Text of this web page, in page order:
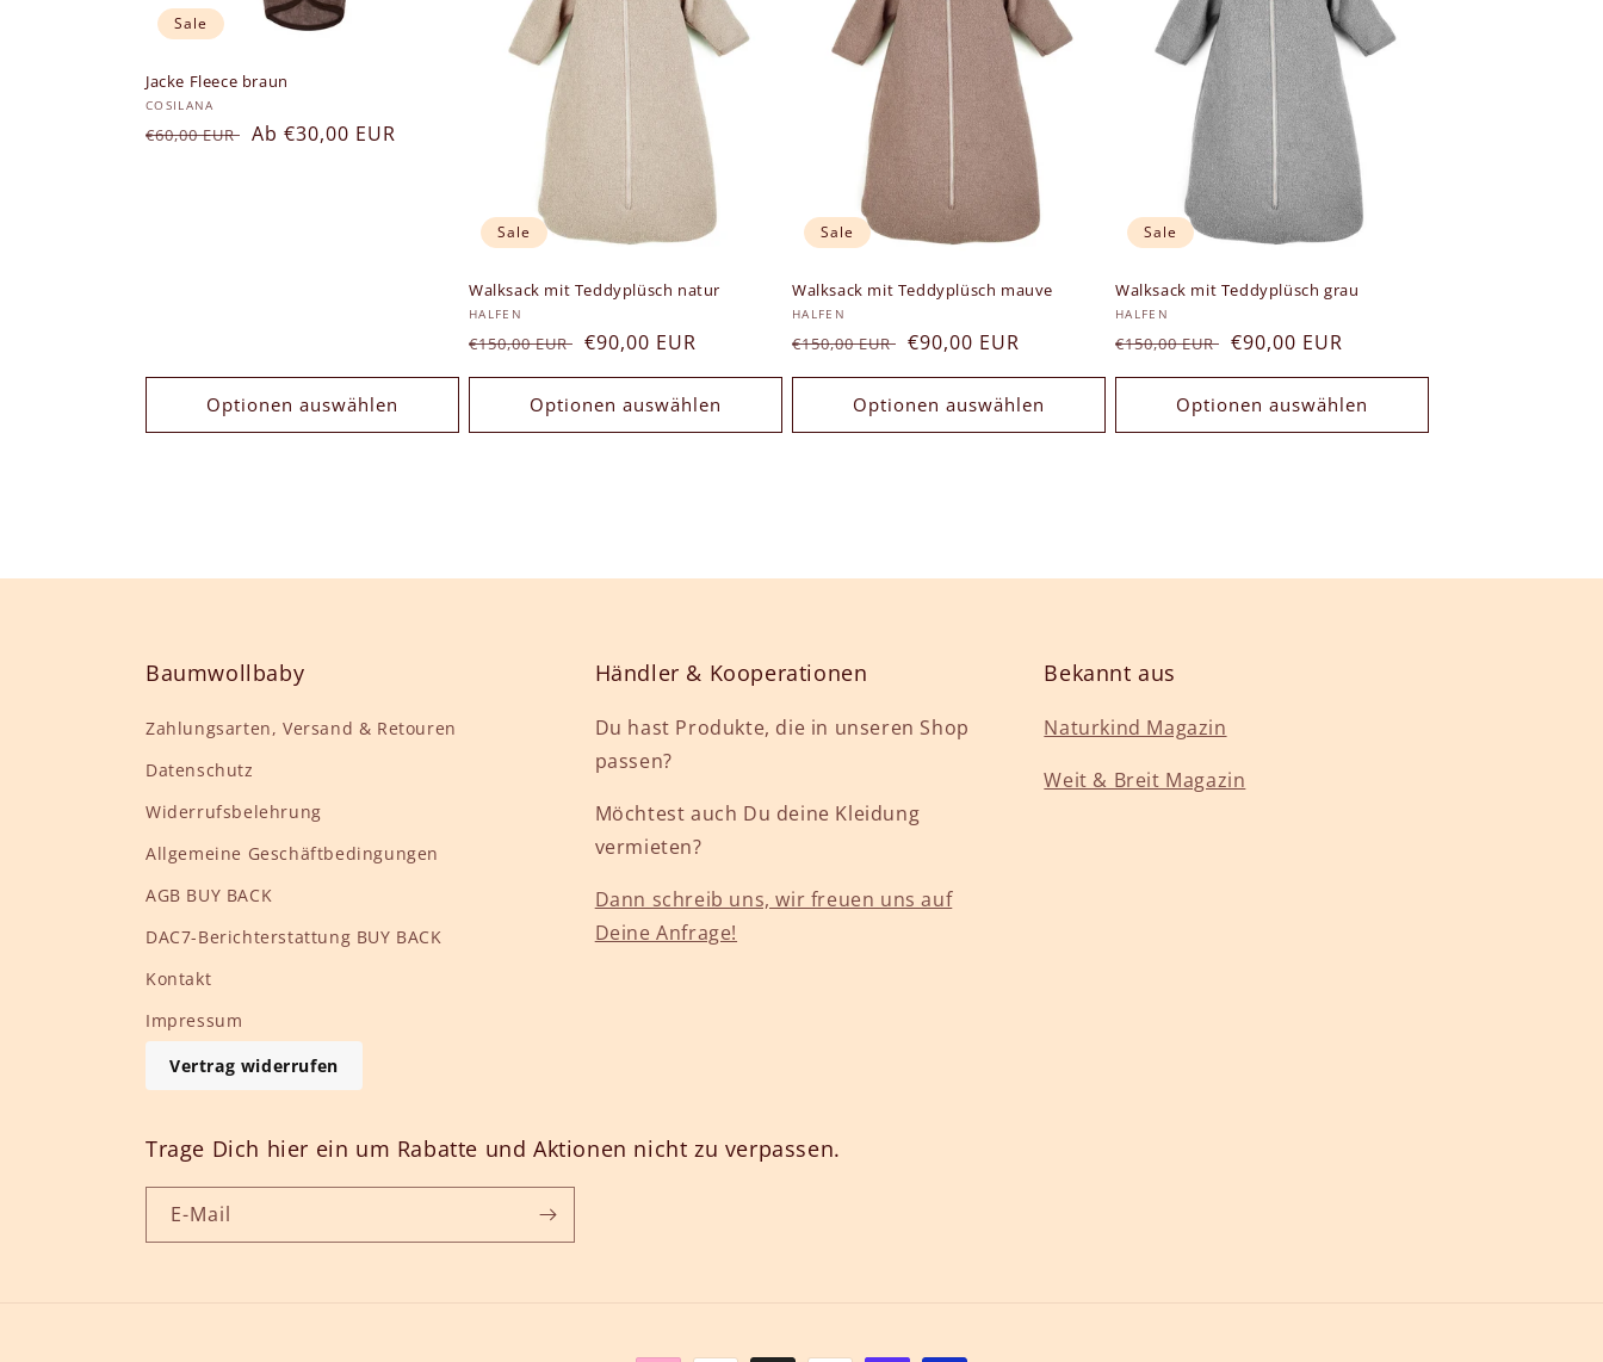
Sale
Jacke Fleece braun
Anbieter:
COSILANA
Normaler
€60,00 EUR Verkaufspreis
Ab €30,00 EUR
Optionen auswählen
Sale
Walksack mit Teddyplüsch natur
Anbieter:
HALFEN
Normaler
Preis
€150,00 EUR Verkaufspreis
€90,00 EUR
Optionen auswählen
Sale
Walksack mit Teddyplüsch mauve
Anbieter:
HALFEN
Normaler
Preis
€150,00 EUR Verkaufspreis
€90,00 EUR
Optionen auswählen
Sale
Walksack mit Teddyplüsch grau
Anbieter:
HALFEN
Normaler
Preis
€150,00 EUR Verkaufspreis
€90,00 EUR
Optionen auswählen
Baumwollbaby
Zahlungsarten, Versand & Retouren
Datenschutz
Widerrufsbelehrung
Allgemeine Geschäftbedingungen
AGB BUY BACK
DAC7-Berichterstattung BUY BACK
Kontakt
Impressum
Vertrag widerrufen
Händler & Kooperationen
Du hast Produkte, die in unseren Shop
passen?
Möchtest auch Du deine Kleidung
vermieten?
Dann schreib uns, wir freuen uns auf
Deine Anfrage!
Bekannt aus
Naturkind Magazin
Weit & Breit Magazin
Trage Dich hier ein um Rabatte und Aktionen nicht zu verpassen.
E-Mail